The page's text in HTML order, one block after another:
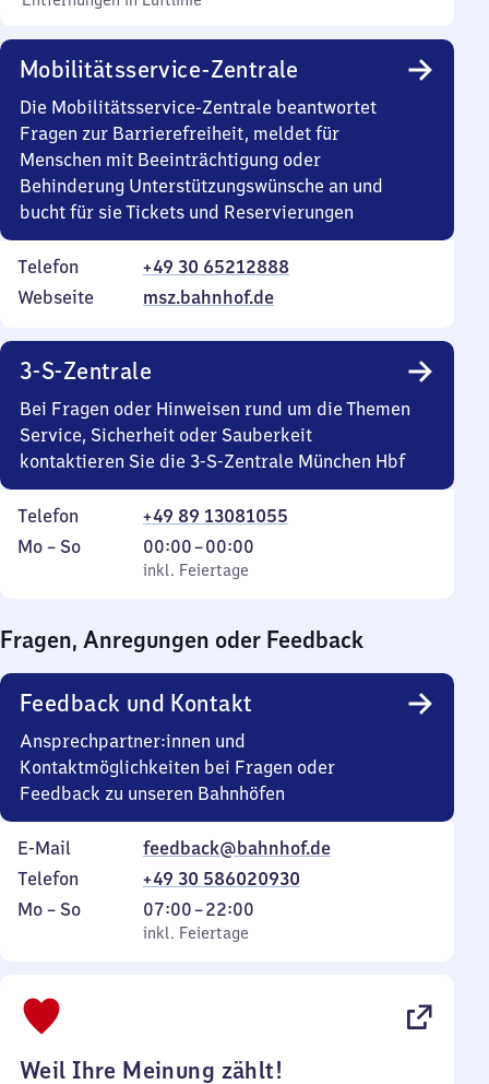
Mobilitätsservice-Zentrale
Die Mobilitätsservice-Zentrale beantwortet
Fragen zur Barrierefreiheit, meldet für
Menschen mit Beeinträchtigung oder
Behinderung Unterstützungswünsche an und
bucht für sie Tickets und Reservierungen
Telefon
+49 30 65212888
Webseite
msz.bahnhof.de
3-S-Zentrale
Bei Fragen oder Hinweisen rund um die Themen
Service, Sicherheit oder Sauberkeit
kontaktieren Sie die 3-S-Zentrale München Hbf
Telefon
+49 89 13081055
Montag
Mo – So,
inkl. Feiertage
00:00–00:00
Von
0
0
Uhr
inkl. Feiertage
Fragen, Anregungen oder Feedback
Feedback und Kontakt
Ansprechpartner:innen und
Kontaktmöglichkeiten bei Fragen oder
Feedback zu unseren Bahnhöfen
E-Mail
feedback@bahnhof.de
Telefon
+49 30 586020930
Montag
Mo – So,
inkl. Feiertage
07:00–22:00
Von
7
inkl. Feiertage
Weil Ihre Meinung zählt!